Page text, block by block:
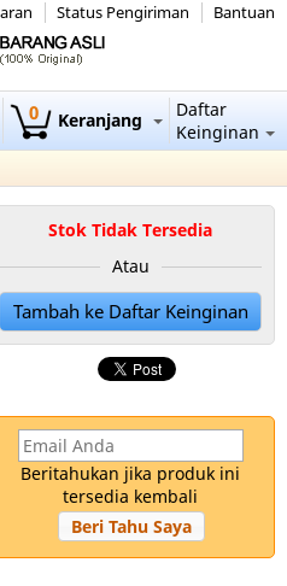
Status Pengiriman Bantuan
Daftar
Keinginan
0 Keranjang
Stok Tidak Tersedia
Atau
Tambah ke Daftar Keinginan
Beritahukan jika produk ini
tersedia kembali
Beri Tahu Saya